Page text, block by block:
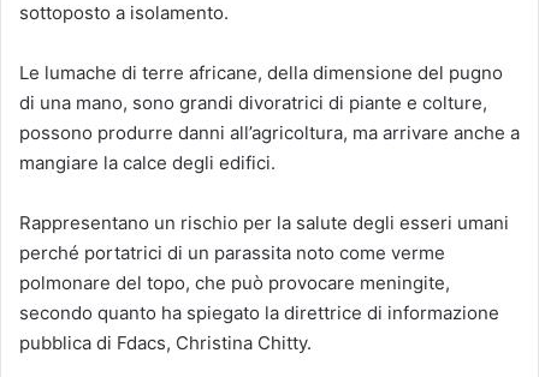
sottoposto a isolamento.
Le lumache di terre africane, della dimensione del pugno
di una mano, sono grandi divoratrici di piante e colture,
possono produrre danni all’agricoltura, ma arrivare anche a
mangiare la calce degli edifici.
Rappresentano un rischio per la salute degli esseri umani
perché portatrici di un parassita noto come verme
polmonare del topo, che può provocare meningite,
secondo quanto ha spiegato la direttrice di informazione
pubblica di Fdacs, Christina Chitty.